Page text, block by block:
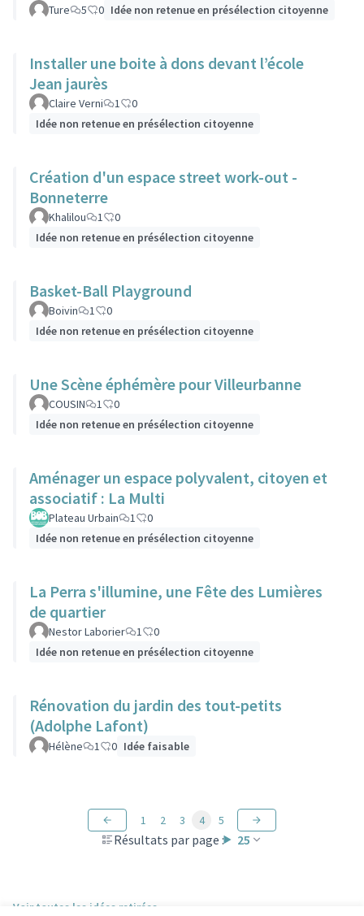
Ture 5 0 Idée non retenue en présélection citoyenne
Installer une boite à dons devant l’école
Jean jaurès
Claire Verni 1
0
Idée non retenue en présélection citoyenne
Création d'un espace street work-out -
Bonneterre
Khalilou 1
0
Idée non retenue en présélection citoyenne
Basket-Ball Playground
Boivin 1
0
Idée non retenue en présélection citoyenne
Une Scène éphémère pour Villeurbanne
COUSIN 1
0
Idée non retenue en présélection citoyenne
Aménager un espace polyvalent, citoyen et
associatif : La Multi
Plateau Urbain 1
0
Idée non retenue en présélection citoyenne
La Perra s'illumine, une Fête des Lumières
de quartier
Nestor Laborier 1
0
Idée non retenue en présélection citoyenne
Rénovation du jardin des tout-petits
(Adolphe Lafont)
Hélène 1 0 Idée faisable
Résultats par page : 25
1 2 3 4 5
Voir toutes les idées retirées